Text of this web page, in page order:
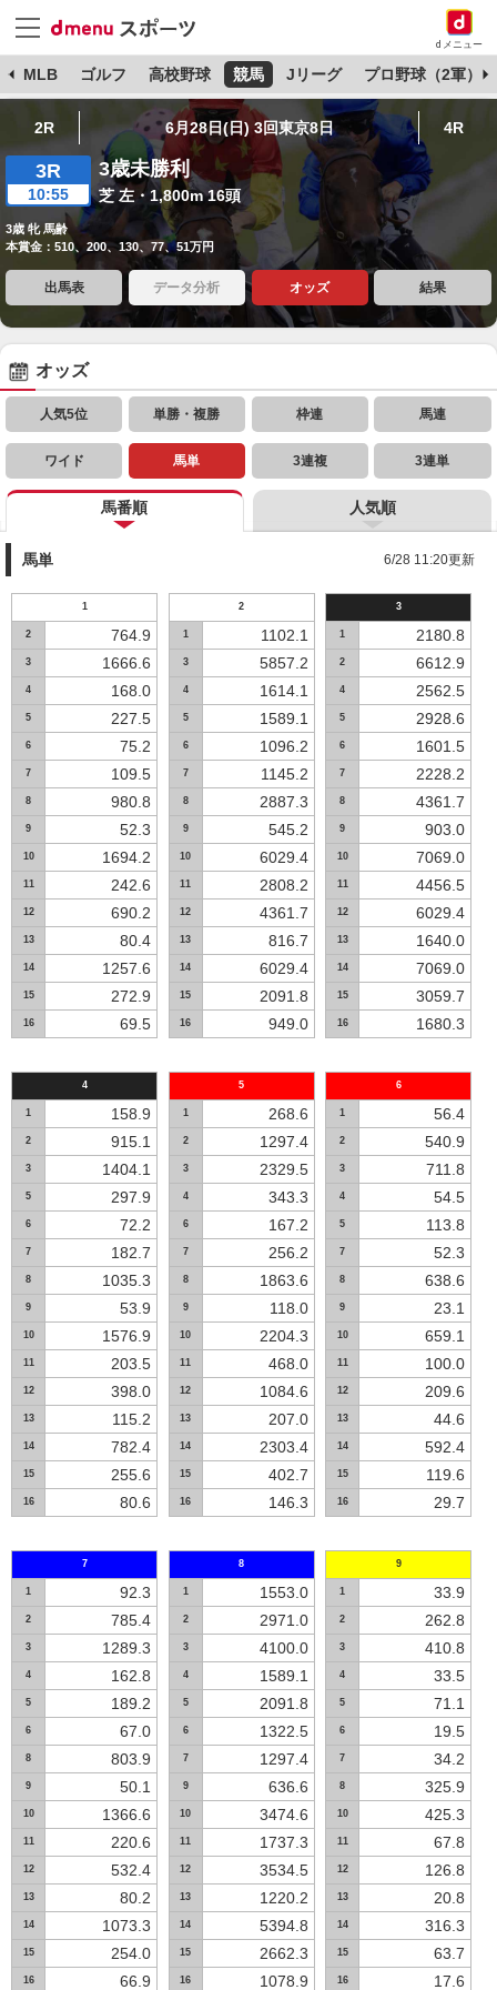
dメニュー
MLB ゴルフ 高校野球 競馬 Jリーグ プロ野球（2軍）
2R 6月28日(日) 3回東京8日 4R
3R
10:55
3歳未勝利
芝 左・1,800m 16頭
3歳 牝 馬齢
本賞金：510、200、130、77、51万円
出馬表 データ分析 オッズ 結果
オッズ
人気5位 単勝・複勝 枠連 馬連
ワイド 馬単 3連複 3連単
馬番順 人気順
馬単 6/28 11:20更新
1
2 764.9
3 1666.6
4 168.0
5 227.5
6 75.2
7 109.5
8 980.8
9 52.3
10 1694.2
11 242.6
12 690.2
13 80.4
14 1257.6
15 272.9
16 69.5
2
1 1102.1
3 5857.2
4 1614.1
5 1589.1
6 1096.2
7 1145.2
8 2887.3
9 545.2
10 6029.4
11 2808.2
12 4361.7
13 816.7
14 6029.4
15 2091.8
16 949.0
3
1 2180.8
2 6612.9
4 2562.5
5 2928.6
6 1601.5
7 2228.2
8 4361.7
9 903.0
10 7069.0
11 4456.5
12 6029.4
13 1640.0
14 7069.0
15 3059.7
16 1680.3
4
1 158.9
2 915.1
3 1404.1
5 297.9
6 72.2
7 182.7
8 1035.3
9 53.9
10 1576.9
11 203.5
12 398.0
13 115.2
14 782.4
15 255.6
16 80.6
5
1 268.6
2 1297.4
3 2329.5
4 343.3
6 167.2
7 256.2
8 1863.6
9 118.0
10 2204.3
11 468.0
12 1084.6
13 207.0
14 2303.4
15 402.7
16 146.3
6
1 56.4
2 540.9
3 711.8
4 54.5
5 113.8
7 52.3
8 638.6
9 23.1
10 659.1
11 100.0
12 209.6
13 44.6
14 592.4
15 119.6
16 29.7
7
1 92.3
2 785.4
3 1289.3
4 162.8
5 189.2
6 67.0
8 803.9
9 50.1
10 1366.6
11 220.6
12 532.4
13 80.2
14 1073.3
15 254.0
16 66.9
8
1 1553.0
2 2971.0
3 4100.0
4 1589.1
5 2091.8
6 1322.5
7 1297.4
9 636.6
10 3474.6
11 1737.3
12 3534.5
13 1220.2
14 5394.8
15 2662.3
16 1078.9
9
1 33.9
2 262.8
3 410.8
4 33.5
5 71.1
6 19.5
7 34.2
8 325.9
10 425.3
11 67.8
12 126.8
13 20.8
14 316.3
15 63.7
16 17.6